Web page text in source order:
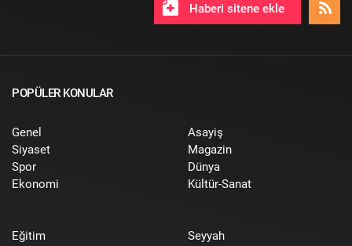
Haberi sitene ekle
POPÜLER KONULAR
Genel
Siyaset
Spor
Ekonomi
Asayiş
Magazin
Dünya
Kültür-Sanat
Eğitim
Seyyah